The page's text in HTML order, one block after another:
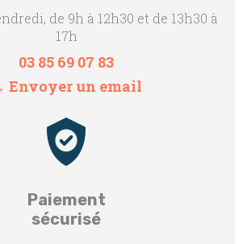
de 9h à 12h30 et de 13h30 à
17h
03 85 69 07 83
Envoyer un email
Paiement
sécurisé